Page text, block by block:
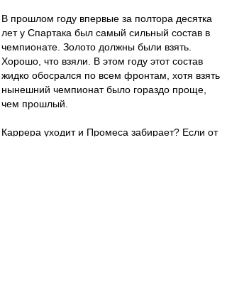
В прошлом году впервые за полтора десятка
лет у Спартака был самый сильный состав в
чемпионате. Золото должны были взять.
Хорошо, что взяли. В этом году этот состав
жидко обосрался по всем фронтам, хотя взять
нынешний чемпионат было гораздо проще,
чем прошлый.
Каррера уходит и Промеса забирает? Если от